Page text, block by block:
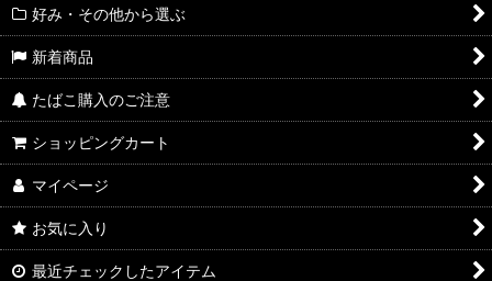
好み・その他から選ぶ
新着商品
たばこ購入のご注意
ショッピングカート
マイページ
お気に入り
最近チェックしたアイテム